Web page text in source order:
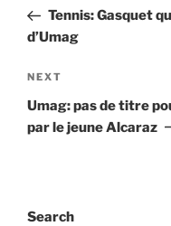
PostTennis: Gasquet
d’Umag
Next
Post
NEXT
Umag: pas de titre
par le jeune Alcaraz
Search